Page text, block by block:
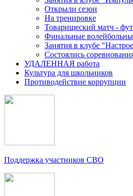
Открыли сезон
На тренировке
Товарищеский матч -
Финальные
Занятия в клубе
Состоялись
УДАЛЕННАЯ работа
Культура для школьников
Противодействие коррупции
Поддержка участников СВО